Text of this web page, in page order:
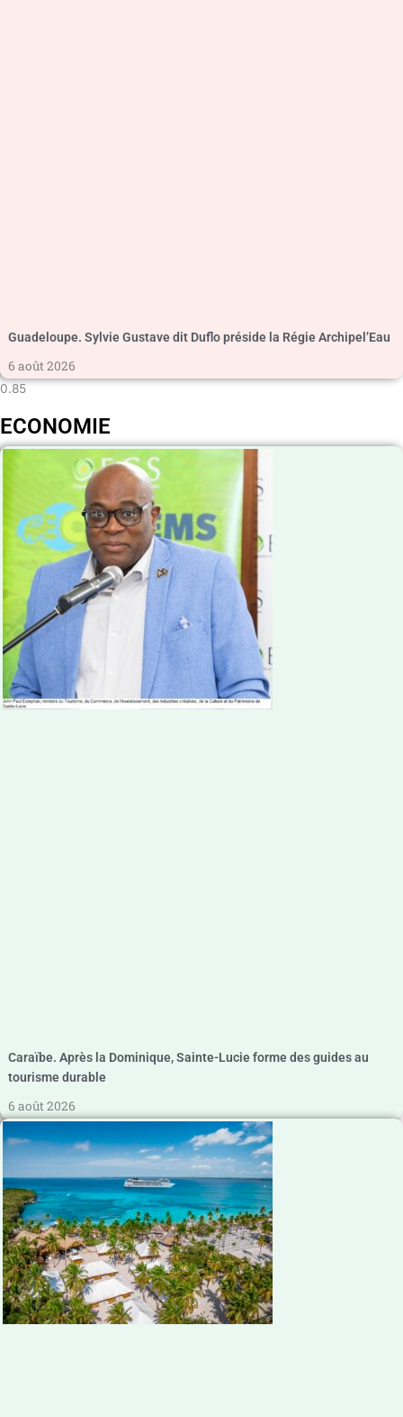
Guadeloupe. Sylvie Gustave dit Duflo préside la Régie Archipel’Eau
6 août 2026
ECONOMIE
Caraïbe. Après la Dominique, Sainte-Lucie forme des guides au
tourisme durable
6 août 2026